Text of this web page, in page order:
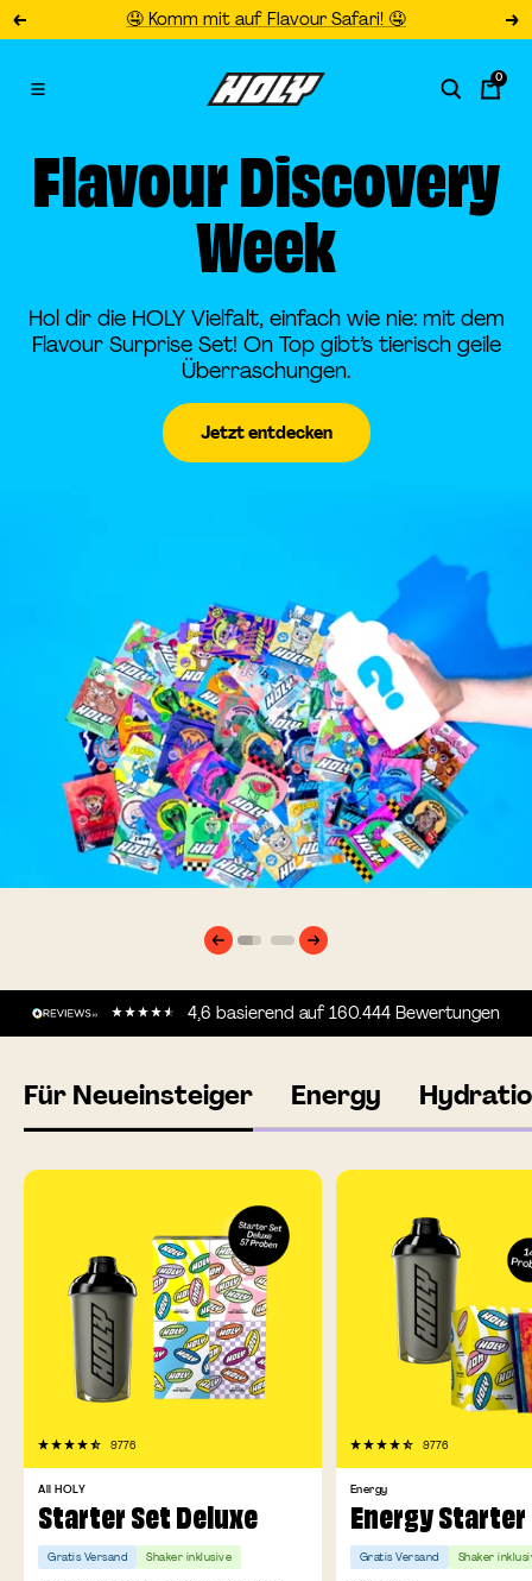
Direkt
zumZurück 🤤 Komm mit auf Flavour Safari! 🤤
Navigation
HOLY
0
Flavour Discovery
Week
Hol dir die HOLY Vielfalt, einfach wie nie: mit dem
Flavour Surprise Set! On Top gibt’s tierisch geile
Überraschungen.
Jetzt entdecken
Zur
1
gehen
Zur
2
gehen
4,6 basierend auf160.444 Bewertungen
Für Neueinsteiger Energy
9776
All HOLY
Starter Set Deluxe
Gratis Versand Shaker inklusive
9776
Energy
Energy Starter
Gratis Versand Shaker